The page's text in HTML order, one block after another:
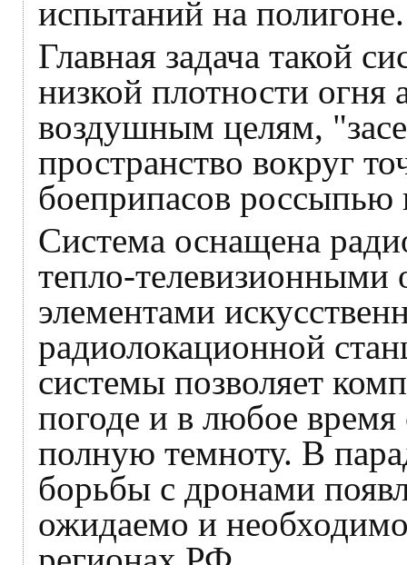
испытаний на полигоне.
Главная задача такой
низкой плотности огня
воздушным целям,
пространство вокруг
боеприпасов
Система оснащена
тепло-
элементами
радиолокационной
системы позволяет
погоде и в любое
полную темноту. В
борьбы с дронами
ожидаемо и